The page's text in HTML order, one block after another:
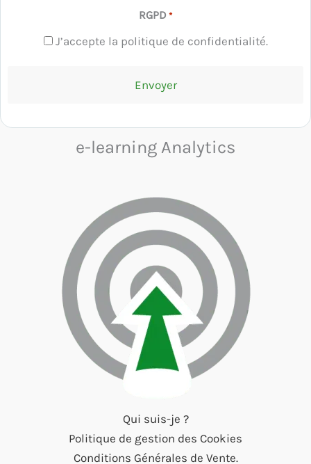
RGPD *
J’accepte la politique de confidentialité.
e-learning Analytics
Qui suis-je ?
Politique de gestion des Cookies
Conditions Générales de Vente.